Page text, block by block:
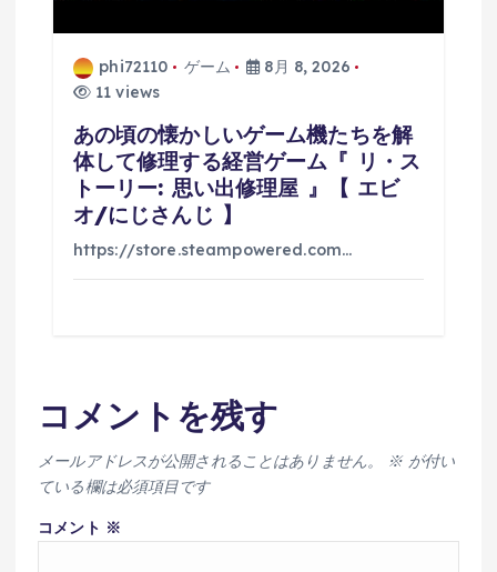
phi72110 ゲーム
8月 8, 2026
11 views
あの頃の懐かしいゲーム機たちを解
体して修理する経営ゲーム『 リ・ス
トーリー: 思い出修理屋 』【 エビ
オ/にじさんじ 】
https://store.steampowered.com…
コメントを残す
メールアドレスが公開されることはありません。 ※が付い
ている欄は必須項目です
コメント ※